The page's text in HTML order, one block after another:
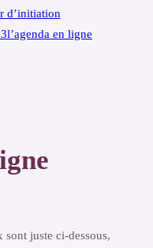
d’initiation
l’agenda en ligne
sont juste ci-dessous,